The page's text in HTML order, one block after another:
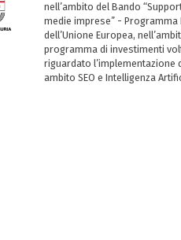
nell’ambito del Bando
medie imprese” - Programma
dell’Unione Europea,
programma di investimenti
riguardato
ambito SEO e Intelligenza